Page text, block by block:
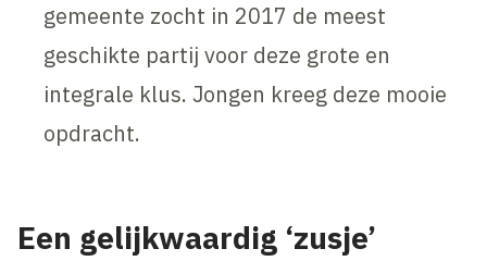
gemeente zocht in 2017 de meest
geschikte partij voor deze grote en
integrale klus. Jongen kreeg deze mooie
opdracht.
Een gelijkwaardig ‘zusje’